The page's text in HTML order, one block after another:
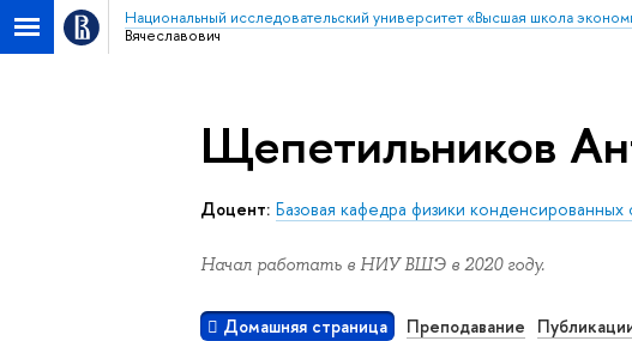
Национальный исследовательский университет «Высшая школа
Вячеславович
Щепетильников
Доцент: Базовая кафедра физики
Начал работать в НИУ ВШЭ в 2020 году.
Домашняя страница Преподавание